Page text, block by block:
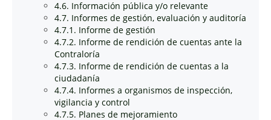
4.6. Información pública y/o relevante
4.7. Informes de gestión, evaluación y auditoría
4.7.1. Informe de gestión
4.7.2. Informe de rendición de cuentas ante la
Contraloría
4.7.3. Informe de rendición de cuentas a la
ciudadanía
4.7.4. Informes a organismos de inspección,
vigilancia y control
4.7.5. Planes de mejoramiento